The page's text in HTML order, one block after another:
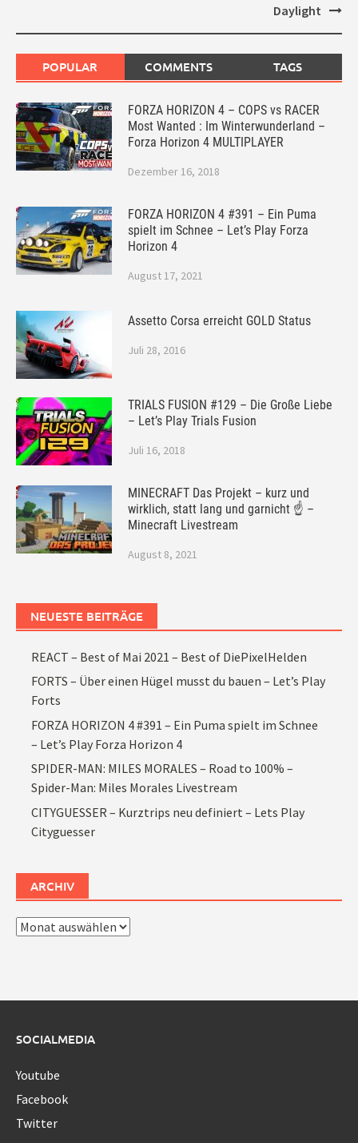
Daylight
POPULAR COMMENTS TAGS
FORZA HORIZON 4 – COPS vs RACER
Most Wanted : Im Winterwunderland –
Forza Horizon 4 MULTIPLAYER
Dezember 16, 2018
FORZA HORIZON 4 #391 – Ein Puma
spielt im Schnee – Let’s Play Forza
Horizon 4
August 17, 2021
Assetto Corsa erreicht GOLD Status
Juli 28, 2016
TRIALS FUSION #129 – Die Große Liebe
– Let’s Play Trials Fusion
Juli 16, 2018
MINECRAFT Das Projekt – kurz und
wirklich, statt lang und garnicht ☝ –
Minecraft Livestream
August 8, 2021
NEUESTE BEITRÄGE
REACT – Best of Mai 2021 – Best of DiePixelHelden
FORTS – Über einen Hügel musst du bauen – Let’s Play
Forts
FORZA HORIZON 4 #391 – Ein Puma spielt im Schnee
– Let’s Play Forza Horizon 4
SPIDER-MAN: MILES MORALES – Road to 100% –
Spider-Man: Miles Morales Livestream
CITYGUESSER – Kurztrips neu definiert – Lets Play
Cityguesser
ARCHIV
Archiv
SOCIALMEDIA
Youtube
Facebook
Twitter